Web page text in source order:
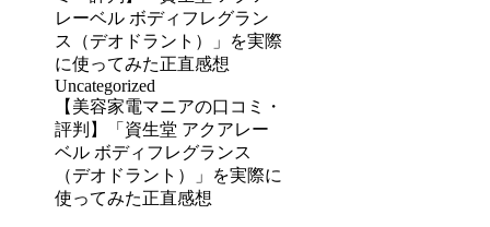
Uncategorized
【美容家電マニアの口コミ・
評判】「資生堂 アクアレー
ベル ボディフレグランス
（デオドラント）」を実際に
使ってみた正直感想